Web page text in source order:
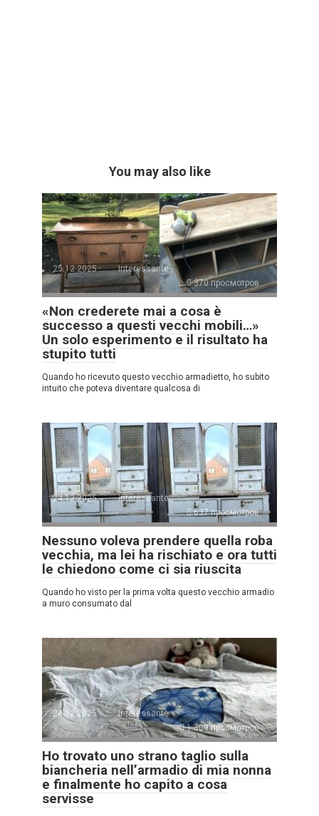
You may also like
25.12.2025
Interessante
370 просмотров
«Non crederete mai a cosa è
successo a questi vecchi mobili…»
Un solo esperimento e il risultato ha
stupito tutti
Quando ho ricevuto questo vecchio armadietto, ho subito
intuito che poteva diventare qualcosa di
24.12.2025
Interessante
637 просмотров
Nessuno voleva prendere quella roba
vecchia, ma lei ha rischiato e ora tutti
le chiedono come ci sia riuscita
Quando ho visto per la prima volta questo vecchio armadio
a muro consumato dal
24.12.2025
Interessante
1.309 просмотров
Ho trovato uno strano taglio sulla
biancheria nell’armadio di mia nonna
e finalmente ho capito a cosa
servisse